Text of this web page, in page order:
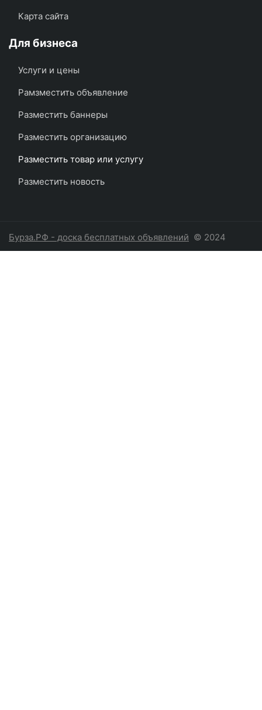
Карта сайта
Для бизнеса
Услуги и цены
Рамзместить объявление
Разместить баннеры
Разместить организацию
Разместить товар или услугу
Разместить новость
Бурза.РФ - доска бесплатных объявлений © 2024